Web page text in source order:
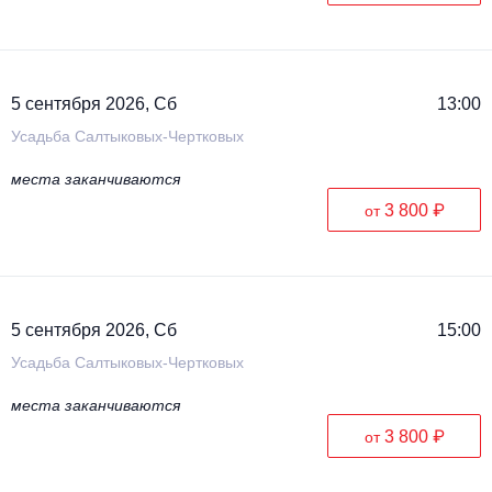
5 сентября 2026, Сб 13:00
Усадьба Салтыковых-Чертковых
места заканчиваются
от3 800 ₽
5 сентября 2026, Сб 15:00
Усадьба Салтыковых-Чертковых
места заканчиваются
от3 800 ₽